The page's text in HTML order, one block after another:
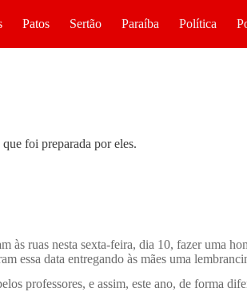
Patos Sertão Paraíba Política
foi preparada por eles.
ruas nesta sexta-feira, dia 10, fazer uma
essa data entregando às mães uma
professores, e assim, este ano, de forma